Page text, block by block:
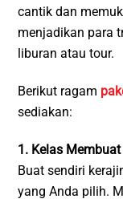
cantik dan
menjadikan para
liburan atau tour.
Berikut ragam
sediakan:
1. Kelas
Buat sendiri
yang Anda pilih.